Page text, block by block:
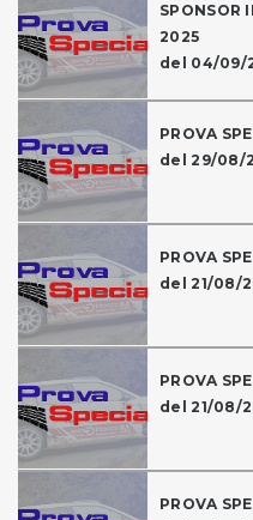
SPONSOR
2025
del 04/09/
PROVA
del 29/08/
PROVA
del 21/08/
PROVA
del 21/08/
PROVA